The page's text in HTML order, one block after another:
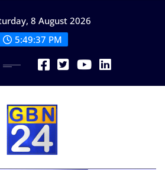
8 August 2026
5:49:38 PM